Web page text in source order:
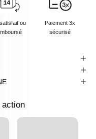
ou
Paiement 3x
sécurisé
action